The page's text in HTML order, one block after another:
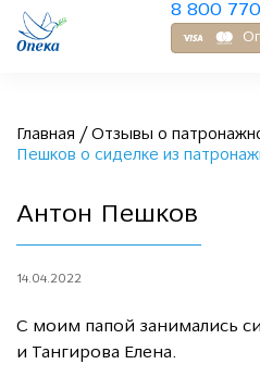
8 800
Главная / Отзывы о
Пешков о сиделке из
Антон Пешков
14.04.2022
С моим папой занимались
и Тангирова Елена.